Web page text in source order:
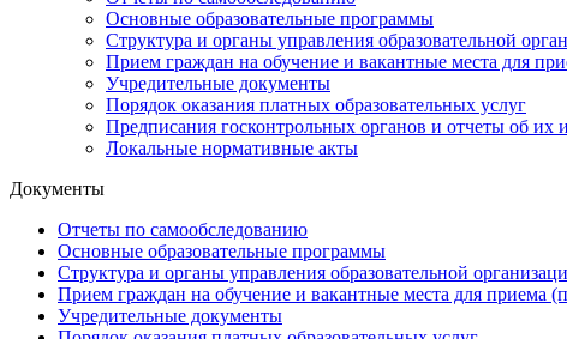
Основные образовательные программы
Структура и органы управления образовательной
Прием граждан на обучение и вакантные места для
Учредительные документы
Порядок оказания платных образовательных услуг
Предписания госконтрольных органов и отчеты об их
Локальные нормативные акты
Документы
Отчеты по самообследованию
Основные образовательные программы
Структура и органы управления образовательной
Прием граждан на обучение и вакантные места для приема
Учредительные документы